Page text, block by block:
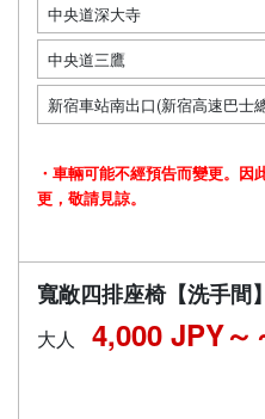
中央道深大寺
中央道三鷹
新宿車站南出口(新宿高速巴士
・車輛可能不經預告而變更。
更，敬請見諒。
寬敞四排座椅【洗手間
大人 4,000 JPY～